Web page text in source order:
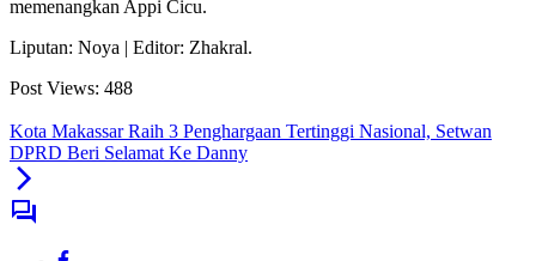
memenangkan Appi Cicu.
Liputan: Noya | Editor: Zhakral.
Post Views: 488
Kota Makassar Raih 3 Penghargaan Tertinggi Nasional, Setwan
DPRD Beri Selamat Ke Danny